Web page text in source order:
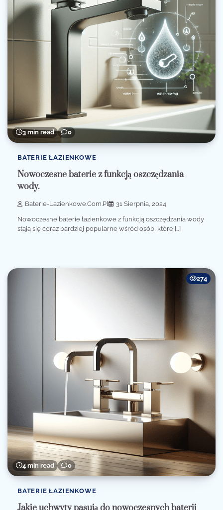
3 min read 0
BATERIE ŁAZIENKOWE
Nowoczesne baterie z funkcją oszczędzania
wody.
Baterie-Lazienkowe.com.pl 31 Sierpnia, 2024
Nowoczesne baterie łazienkowe z funkcją oszczędzania wody
stają się coraz bardziej popularne wśród osób, które […]
4 min read 0
274
BATERIE ŁAZIENKOWE